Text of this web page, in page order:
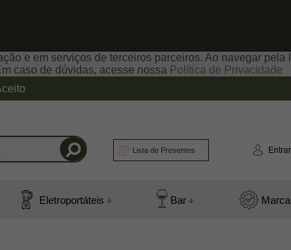
e em serviços de terceiros parceiros. Ao navegar pela
caso de dúvidas, acesse nossa Política de Privacidade
Lista de Presentes Entrar
Eletroportáteis Bar